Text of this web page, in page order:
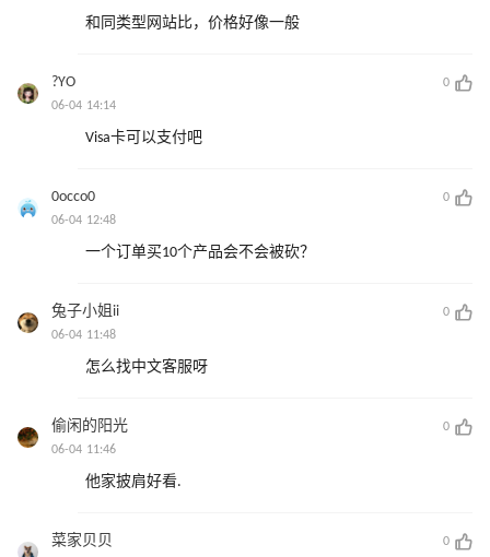
和同类型网站比，价格好像一般
?YO
0
06-04 14:14
Visa卡可以支付吧
0occo0
0
06-04 12:48
一个订单买10个产品会不会被砍？
兔子小姐ii
0
06-04 11:48
怎么找中文客服呀
偷闲的阳光
0
06-04 11:46
他家披肩好看.
菜家贝贝 0